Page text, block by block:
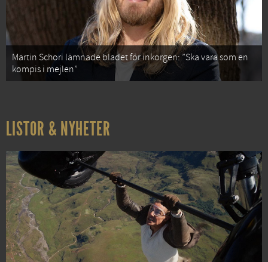
Martin Schori lämnade bladet för inkorgen: ”Ska vara som en
kompis i mejlen”
LISTOR & NYHETER